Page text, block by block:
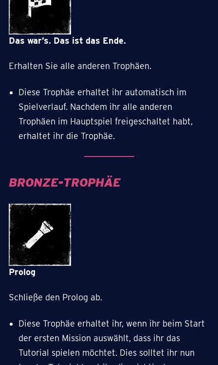
Das war’s. Das ist das Ende.
Erhalten Sie alle anderen Trophäen.
Diese Trophäe erhaltet ihr automatisch im
Spielverlauf. Nachdem ihr alle anderen
Trophäen im Hauptspiel freigeschaltet habt,
erhaltet ihr die Trophäe.
BRONZE-TROPHÄE
Prolog
Schließe den Prolog ab.
Diese Trophäe erhaltet ihr, wenn ihr beim Start
der ersten Mission auswählt, dass ihr das
Tutorial spielen möchtet. Dies solltet ihr nun